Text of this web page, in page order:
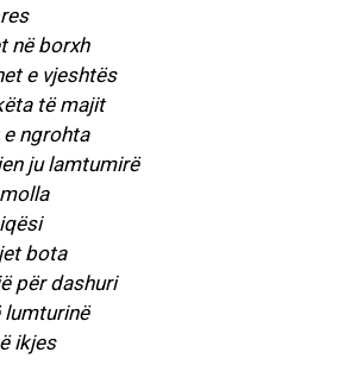
në borxh
e vjeshtës
të majit
ngrohta
ju lamtumirë
bota
për dashuri
lumturinë
ikjes